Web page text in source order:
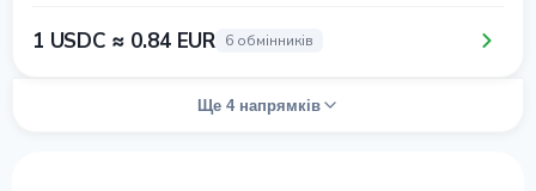
1 USDC ≈ 0.84 EUR 6 обмінників
Ще 4 напрямків